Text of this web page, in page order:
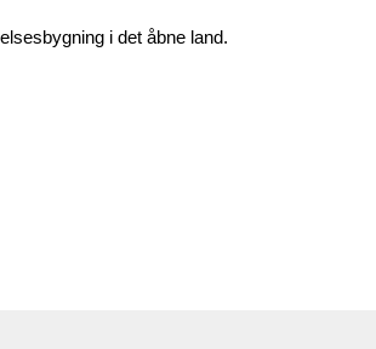
i det åbne land.